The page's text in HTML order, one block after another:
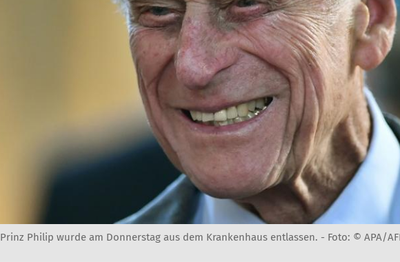
Prinz Philip wurde am Donnerstag aus dem Krankenhaus entlassen. - Foto: © APA/